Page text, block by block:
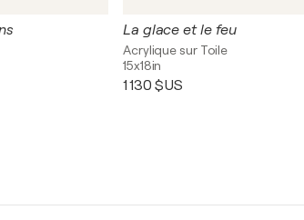
La glace et le feu
Acrylique sur Toile
15x18in
1 130 $US